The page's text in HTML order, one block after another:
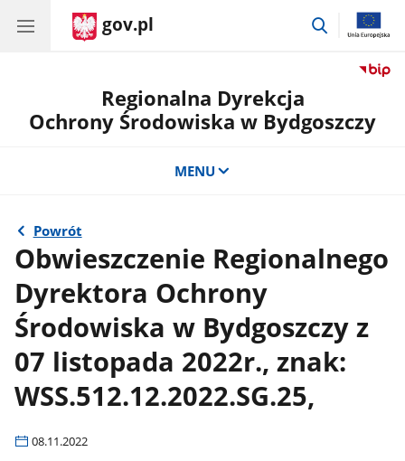
gov.pl
przejdź
Regionalna Dyrekcja
Ochrony Środowiska w Bydgoszczy
MENU
Powrót
Obwieszczenie Regionalnego
Dyrektora Ochrony
Środowiska w Bydgoszczy z
07 listopada 2022r., znak:
WSS.512.12.2022.SG.25,
08.11.2022